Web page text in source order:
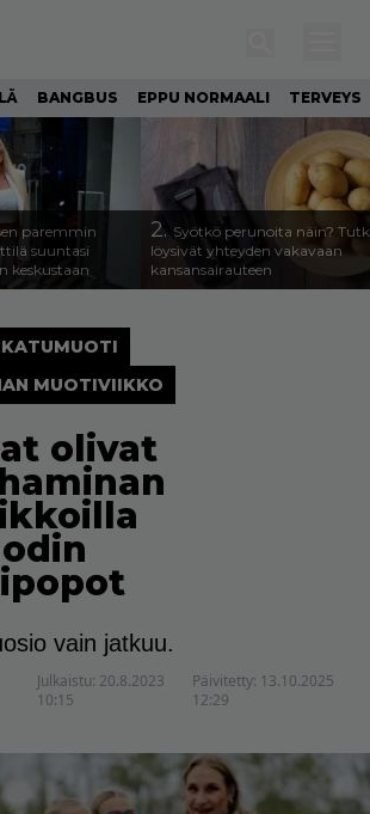
BANGBUS EPPU NORMAALI TERVEYS
paremmin
suuntasi
keskustaan
2. Syötkö perunoita näin?
löysivät yhteyden vakavaan
kansansairauteen
KATUMUOTI
MUOTIVIIKKO
olivat
vain jatkuu.
Julkaistu: 20.8.2023
10:15
Päivitetty: 13.10.2025
12:29